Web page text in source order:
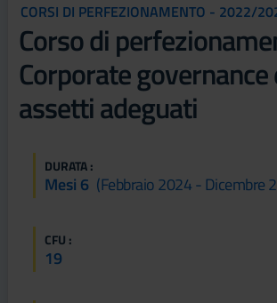
CORSI DI PERFEZIONAMENTO - 2022/
Corso di
Corporate governance
assetti adeguati
DURATA :
Mesi 6 (febbraio 2024 - Dicembre
CFU :
19